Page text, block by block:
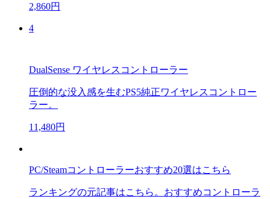
2,860円
4
DualSense ワイヤレスコントローラー
圧倒的な没入感を生むPS5純正ワイヤレスコントロー
ラー。
11,480円
PC/Steamコントローラーおすすめ20選はこちら
ランキングの元記事はこちら。おすすめコントローラ